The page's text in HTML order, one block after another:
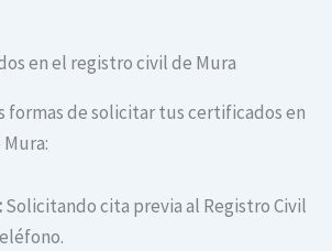
en el registro civil de Mura
formas de solicitar tus certificados en
Solicitando cita previa al Registro Civil